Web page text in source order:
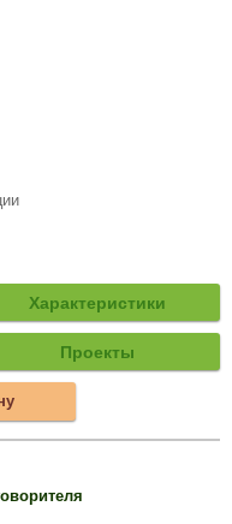
Характеристики
Проекты